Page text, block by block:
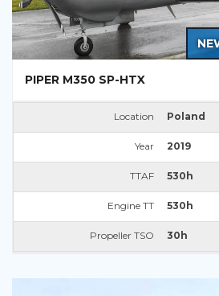
PIPER M350 SP-HTX
Location Poland
Year 2019
TTAF 530h
Engine TT 530h
Propeller TSO 30h